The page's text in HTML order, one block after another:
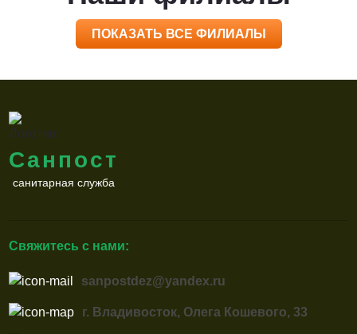
ПОКАЗАТЬ ВСЕ ФИЛИАЛЫ
Санпост
санитарная служба
Свяжитесь с нами:
sanpostdez@yandex.ru
г. Владивосток, Олега Кошевого, 33